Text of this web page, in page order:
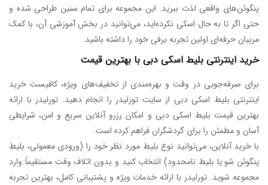
پنگوئن‌های واقعی لذت ببرید. این مجموعه برای تمام سنین طراحی شده و
حتی اگر تا به حال اسکی نکرده‌اید، می‌توانید در بخش آموزشی آن، با کمک
مربیان حرفه‌ای اولین تجربه برفی خود را داشته باشید.
خرید اینترنتی بلیط اسکی دبی با بهترین قیمت
برای صرفه‌جویی در وقت و بهره‌مندی از تخفیف‌های ویژه، کافیست خرید
اینترنتی بلیط اسکی دبی از سایت تورلیدر را انجام دهید. تورلیدر با ارائه
بهترین قیمت بلیط اسکی دبی و امکان رزرو آنلاین سریع و امن، شرایطی
آسان و مطمئن را برای گردشگران فراهم کرده است.
با خرید آنلاین، می‌توانید نوع بلیط مورد نظر خود را (ورودی معمولی، بلیط
پنگوئن شو یا بلیط نامحدود) انتخاب کنید و بدون اتلاف وقت مستقیماً وارد
مجموعه شوید. تورلیدر با ارائه خدمات ویژه و پشتیبانی کامل، بهترین تجربه